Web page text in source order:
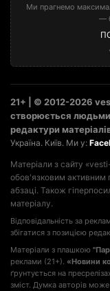
Ми прагнемо
—
21+ | © 2012-2026
створюється
редактури
Україна. Київ. Ми у:
Матеріали з сайту
обов'язковим активним
абзаці. Також
матеріалу.
Відповідальність за
збігатися з позицією
Матеріали з плашкою
реклами (21+). «Новини
ґрунтується на
зміст. Думка авторів може